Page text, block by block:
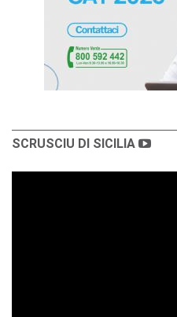
SCRUSCIU DI SICILIA